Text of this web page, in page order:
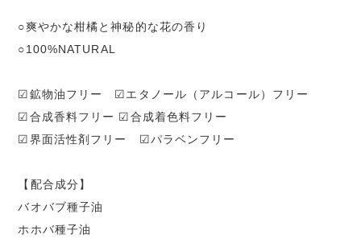
○爽やかな柑橘と神秘的な花の香り
○100%NATURAL
☑鉱物油フリー ☑エタノール（アルコール）フリー
☑合成香料フリー ☑合成着色料フリー
☑界面活性剤フリー ☑パラベンフリー
【配合成分】
バオバブ種子油
ホホバ種子油